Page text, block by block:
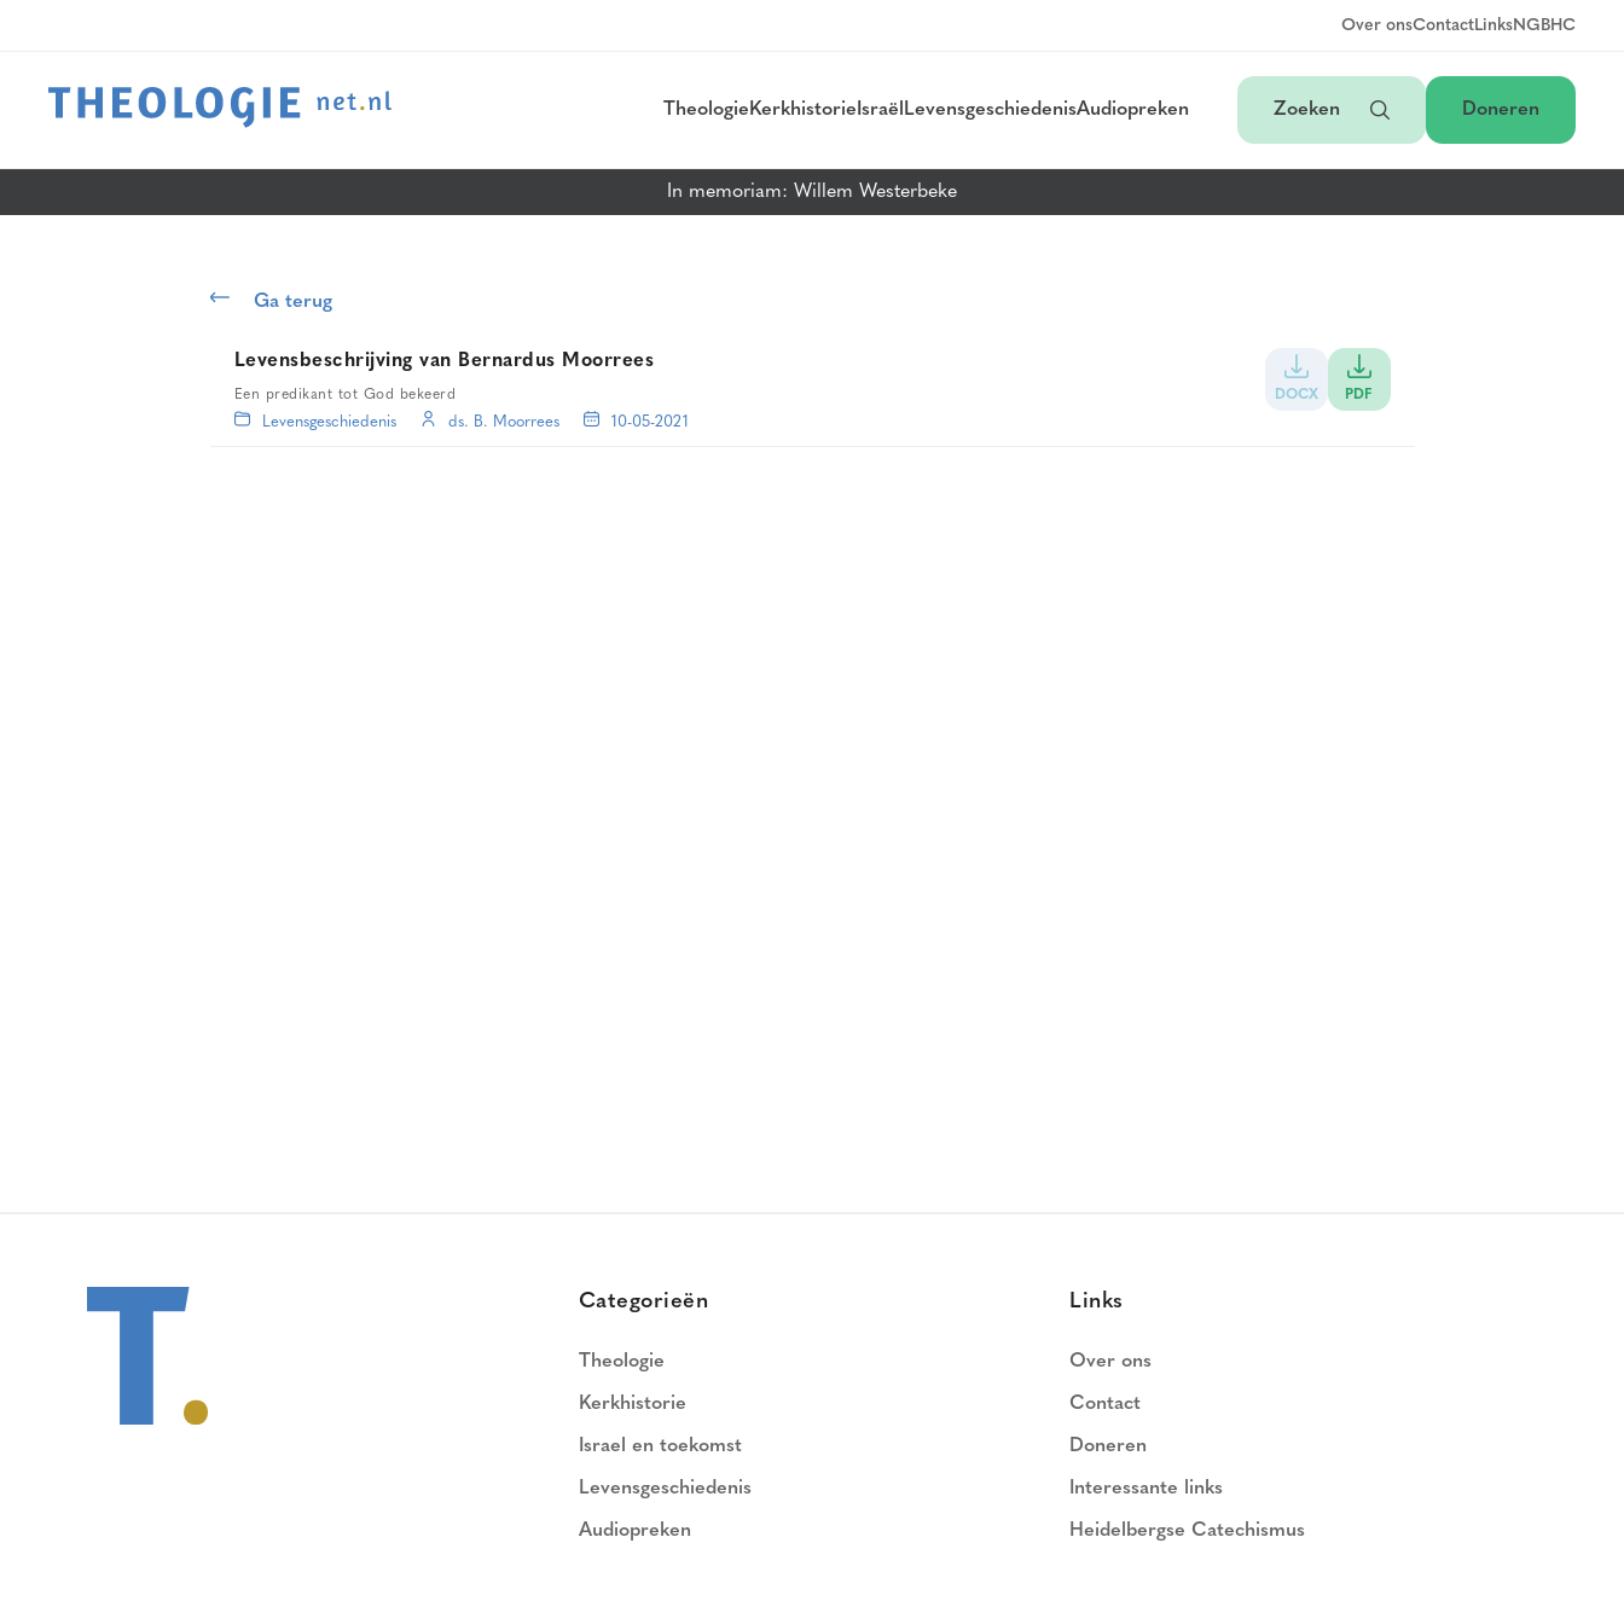
Over onsContactLinksNGBHC
Theologie Kerkhistorie Israël LevensgeschiedenisAudiopreken Zoeken Doneren
In memoriam: Willem Westerbeke
Ga terug
Levensbeschrijving van Bernardus Moorrees
Een predikant tot God bekeerd
Levensgeschiedenis ds. B. Moorrees 10-05-2021
DOCX PDF
Categorieën
Theologie
Kerkhistorie
Israel en toekomst
Levensgeschiedenis
Audiopreken
Links
Over ons
Contact
Doneren
Interessante links
Heidelbergse Catechismus